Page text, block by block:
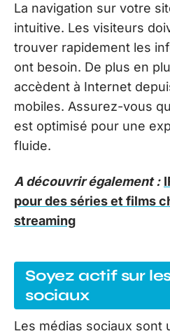
La navigation sur votre
intuitive. Les visiteurs
trouver rapidement les
ont besoin. De plus en
accèdent à Internet
mobiles. Assurez-vous
est optimisé pour une
fluide.
A découvrir également :
pour des séries et films
streaming
Soyez actif sur
sociaux
Les médias sociaux sont